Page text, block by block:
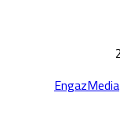
EngazMedia